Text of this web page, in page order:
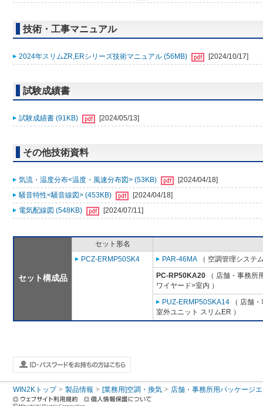
技術・工事マニュアル
2024年スリムZR,ERシリーズ技術マニュアル (56MB) [2024/10/17]
試験成績書
試験成績書 (91KB) [2024/05/13]
その他技術資料
気流・温度分布<温度・風速分布図> (53KB)
[2024/04/18]
騒音特性<騒音線図> (453KB)
[2024/04/18]
電気配線図 (548KB)
[2024/07/11]
セット構成品
セット形名
PCZ-ERMP50SK4
PAR-46MA （ 空調管理システ
PC-RP50KA20 （ 店舗・事務所
ワイヤード>室内 ）
PUZ-ERMP50SKA14 （ 店舗
室外ユニット スリムER ）
WIN2Kトップ 製品情報 [業務用]空調・換気 店舗・事務所用パッケージ